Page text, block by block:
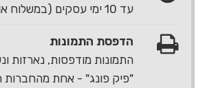
עד 10 ימי עסקים (במשלוח או באיסוף עצמי)
הדפסת התמונות
התמונות מודפסות, נארזות
"פיק פונג" - אחת מהחברות